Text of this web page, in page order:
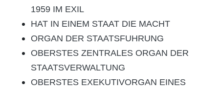
1959 IM EXIL
HAT IN EINEM STAAT DIE MACHT
ORGAN DER STAATSFUHRUNG
OBERSTES ZENTRALES ORGAN DER
STAATSVERWALTUNG
OBERSTES EXEKUTIVORGAN EINES